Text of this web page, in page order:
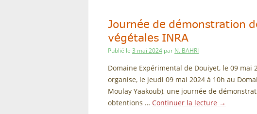
Journée de démonstration
végétales INRA
Publié le 3 mai 2024 par N. BAHRI
Domaine Expérimental de Douiyet, le 09 mai
organise, le jeudi 09 mai 2024 à 10h au
Moulay Yaakoub), une journée de
obtentions … Continuer la lecture →